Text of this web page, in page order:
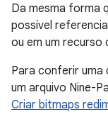
Da mesma forma
possível
ou em um recurso
Para conferir
um arquivo Nine-
Criar bitmaps